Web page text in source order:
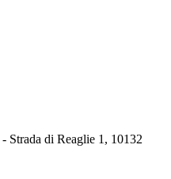
- Strada di Reaglie 1, 10132